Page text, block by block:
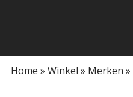
Home » Winkel » Merken »